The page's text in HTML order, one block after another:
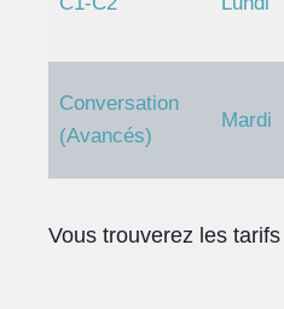
Conversation
(Avancés)
Mardi
Vous trouverez les tarifs